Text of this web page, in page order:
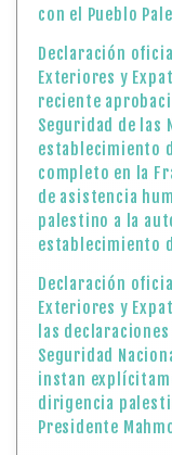
con el Pueblo
Declaración
Exteriores y
reciente
Seguridad de las
establecimiento
completo en la
de asistencia
palestino a la
establecimiento
Declaración
Exteriores y
las
Seguridad
instan
dirigencia
Presidente